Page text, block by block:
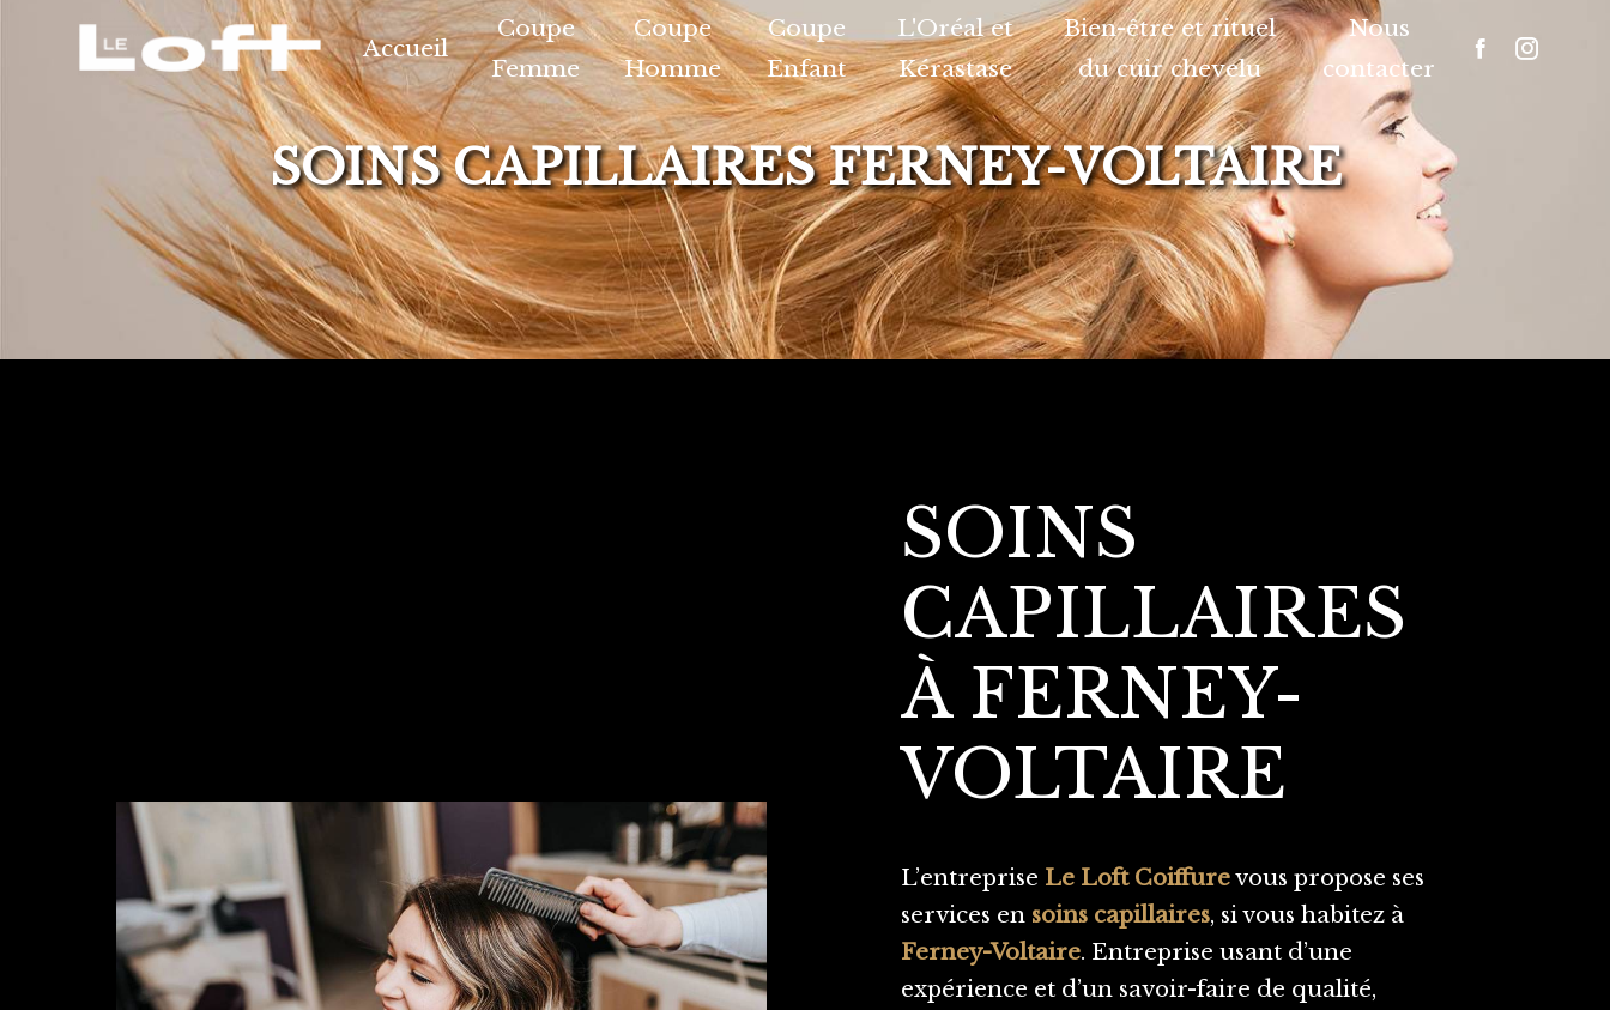
Panneau de gestion des cookies
Accueil
Coupe
Femme
Coupe
Homme
Coupe
Enfant
L'Oréal et
Kérastase
Bien-être et rituel
du cuir chevelu
Nous
contacter
SOINS CAPILLAIRES FERNEY-VOLTAIRE
SOINS
CAPILLAIRES
À FERNEY-
VOLTAIRE
L’entreprise Le Loft Coiffurevous propose ses
services en soins capillaires, si vous habitez à
Ferney-Voltaire. Entreprise usant d’une
expérience et d’un savoir-faire de qualité,